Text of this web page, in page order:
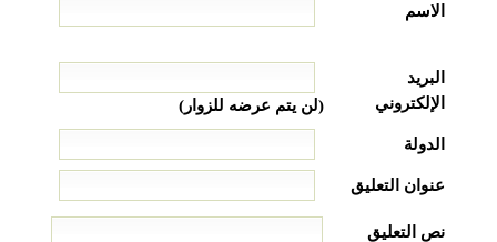
الاسم
البريد
الإلكتروني
(لن يتم عرضه للزوار)
الدولة
عنوان التعليق
نص التعليق